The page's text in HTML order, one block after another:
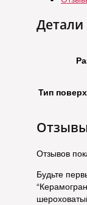
Детали
Тип
Отзывов
Будьте